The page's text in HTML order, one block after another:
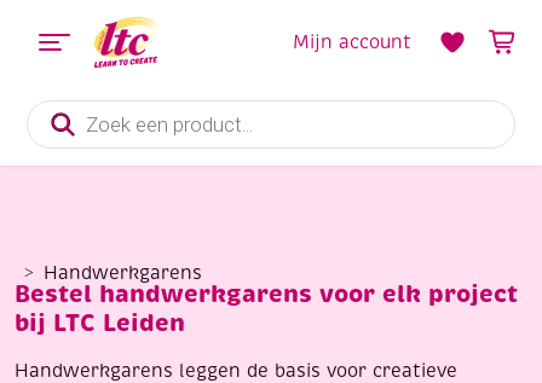
Producten
zoeken
Mijn account
Handwerkgarens
Bestel handwerkgarens voor elk project
bij LTC Leiden
Handwerkgarens leggen de basis voor creatieve